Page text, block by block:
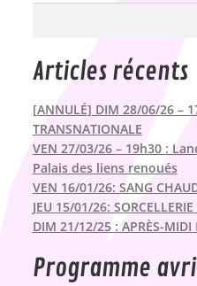
Articles récents
[ANNULÉ] DIM 28/06/26 –
TRANSNATIONALE
VEN 27/03/26 – 19h30 :
Palais des liens renoués
VEN 16/01/26: SANG
JEU 15/01/26:
DIM 21/12/25 : APRÈS-MIDI
Programme